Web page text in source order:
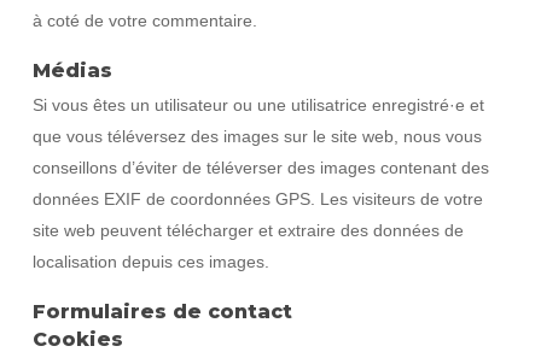
à coté de votre commentaire.
Médias
Si vous êtes un utilisateur ou une utilisatrice enregistré·e et
que vous téléversez des images sur le site web, nous vous
conseillons d’éviter de téléverser des images contenant des
données EXIF de coordonnées GPS. Les visiteurs de votre
site web peuvent télécharger et extraire des données de
localisation depuis ces images.
Formulaires de contact
Cookies